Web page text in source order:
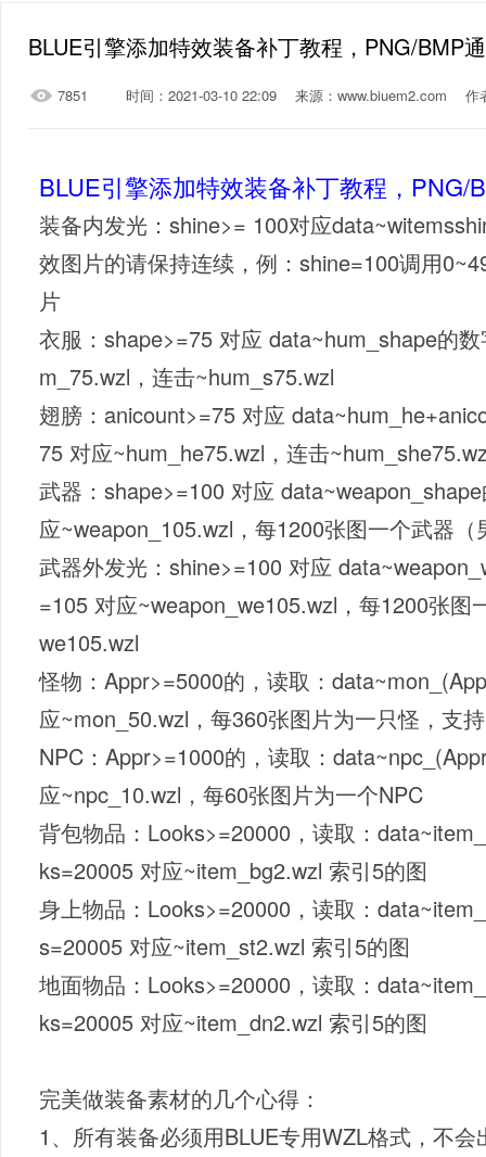
BLUE引擎添加特效装备补丁教程，PNG/BMP
7851 时间：2021-03-10 22:09 来源：www.biuem2.com 作
BLUE引擎添加特效装备补丁教程，PNG/
装备内发光：shine>= 100对应
效图片的请保持连续，例：shine=100调用
片
衣服：shape>=75 对应 data~hum_shape的
m_75.wzl，连击~hum_s75.wzl
翅膀：anicount>=75 对应
75 对应~hum_he75.wzl，连击
武器：shape>=100 对应
应~weapon_105.wzl，每1200张图一个武器
武器外发光：shine>=100 对应
=105 对应~weapon_we105.wzl，每1200张
we105.wzl
怪物：Appr>=5000的，读取：
应~mon_50.wzl，每360张图片为一只怪，支
NPC：Appr>=1000的，读取：
应~npc_10.wzl，每60张图片为一个NPC
背包物品：Looks>=20000，读取：
ks=20005 对应~item_bg2.wzl 索引5的图
身上物品：Looks>=20000，读取：
s=20005 对应~item_st2.wzl 索引5的图
地面物品：Looks>=20000，读取：
ks=20005 对应~item_dn2.wzl 索引5的图
完美做装备素材的几个心得：
1、所有装备必须用BLUE专用WZL格式，不